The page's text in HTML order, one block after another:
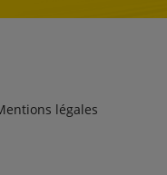
légales